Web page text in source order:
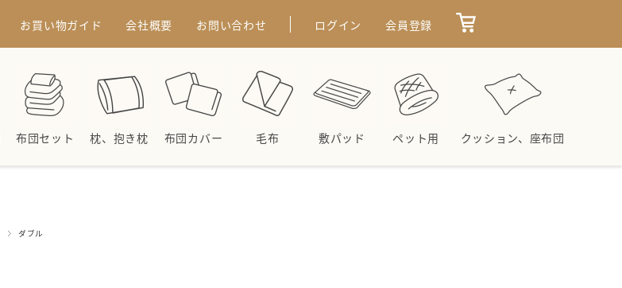
お買い物ガイド 会社概要 お問い合わせ ログイン 会員登録
布団セット 枕、抱き枕 布団カバー 毛布 敷パッド ペット用 クッション、座布団
ダブル